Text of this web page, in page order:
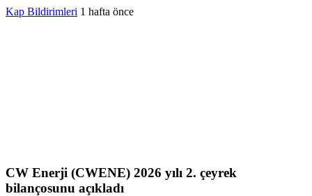
Kap Bildirimleri 1 hafta önce
CW Enerji (CWENE) 2026 yılı 2. çeyrek
bilançosunu açıkladı